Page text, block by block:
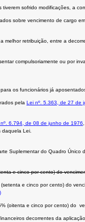
sofrido modificações, a
sobre vencimento de cargo
melhor retribuição, entre a
compulsoriamente ou por
os funcionários já
pela Lei nº. 5.363, de 27 de
6.794, de 08 de junho de 1976
daquela Lei.
Suplementar do Quadro Único
e cinco por cento) do
e cinco por cento) do
(oitenta e cinco por cento) do
decorrentes da